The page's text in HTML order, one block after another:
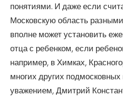
понятиями. И даже если
Московскую область
вполне может установить
отца с ребенком, если
например, в Химках,
многих других подмосковных
уважением, Дмитрий